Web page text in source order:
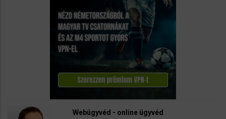
Webügyvéd - online ügyvéd